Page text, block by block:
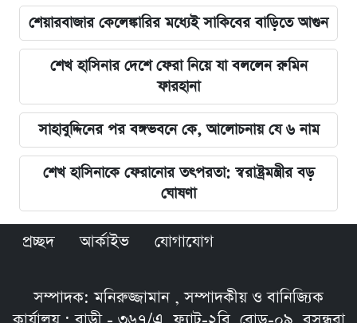
শেয়ারবাজার কেলেঙ্কারির মধ্যেই সাকিবের বাড়িতে আগুন
শেখ হাসিনার দেশে ফেরা নিয়ে যা বললেন রুমিন
ফারহানা
সাহাবুদ্দিনের পর বঙ্গভবনে কে, আলোচনায় যে ৬ নাম
শেখ হাসিনাকে ফেরানোর তৎপরতা: স্বরাষ্ট্রমন্ত্রীর বড়
ঘোষণা
প্রচ্ছদ আর্কাইভ যোগাযোগ
সম্পাদক: মনিরুজ্জামান , সম্পাদকীয় ও বানিজ্যিক